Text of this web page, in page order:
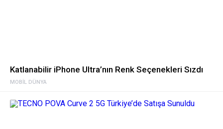
MOBIL DÜNYA
Katlanabilir iPhone Ultra’nın Renk Seçenekleri Sızdı